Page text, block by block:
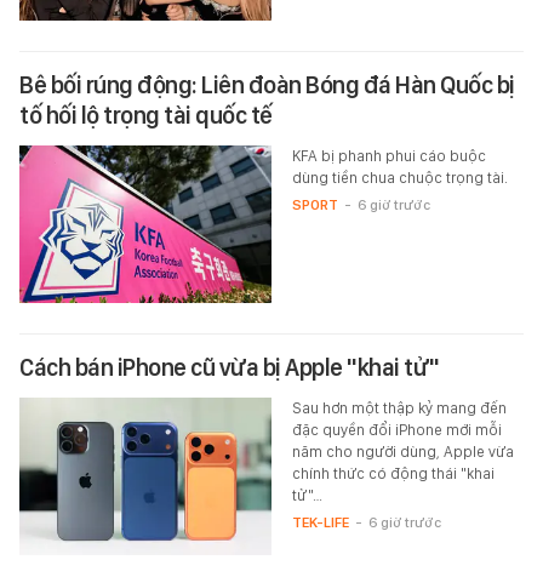
Bê bối rúng động: Liên đoàn Bóng đá Hàn Quốc bị
tố hối lộ trọng tài quốc tế
KFA bị phanh phui cáo buộc
dùng tiền chua chuộc trọng tài.
SPORT - 6 giờ trước
Cách bán iPhone cũ vừa bị Apple "khai tử"
Sau hơn một thập kỷ mang đến
đặc quyền đổi iPhone mới mỗi
năm cho người dùng, Apple vừa
chính thức có động thái "khai
tử"…
TEK-LIFE - 6 giờ trước